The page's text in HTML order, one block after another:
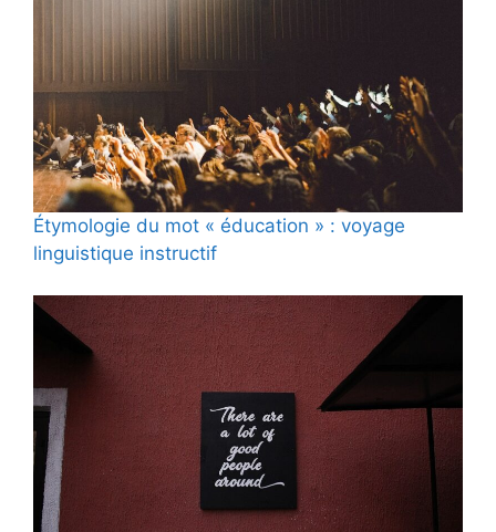
Étymologie du mot « éducation » : voyage
linguistique instructif